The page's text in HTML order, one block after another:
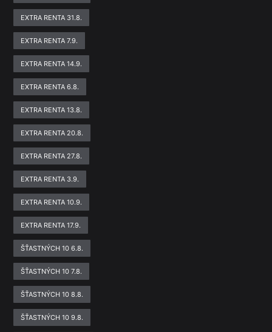
EXTRA RENTA 31.8.
EXTRA RENTA 7.9.
EXTRA RENTA 14.9.
EXTRA RENTA 6.8.
EXTRA RENTA 13.8.
EXTRA RENTA 20.8.
EXTRA RENTA 27.8.
EXTRA RENTA 3.9.
EXTRA RENTA 10.9.
EXTRA RENTA 17.9.
ŠŤASTNÝCH 10 6.8.
ŠŤASTNÝCH 10 7.8.
ŠŤASTNÝCH 10 8.8.
ŠŤASTNÝCH 10 9.8.